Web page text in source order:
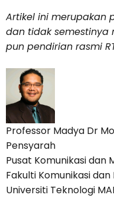
Artikel ini merupakan
dan tidak
pun pendirian rasmi
Professor Madya Dr
Pensyarah
Pusat Komunikasi dan
Fakulti Komunikasi
Universiti Teknologi